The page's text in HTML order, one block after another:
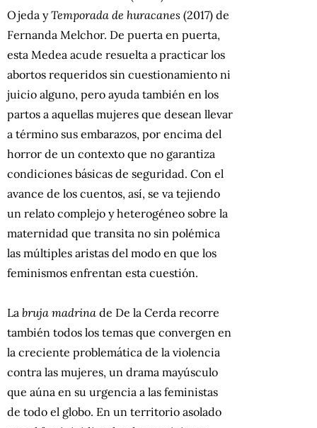
Ojeda yTemporada de huracanes (2017) de
Fernanda Melchor. De puerta en puerta,
esta Medea acude resuelta a practicar los
abortos requeridos sin cuestionamiento ni
juicio alguno, pero ayuda también en los
partos a aquellas mujeres que desean llevar
a término sus embarazos, por encima del
horror de un contexto que no garantiza
condiciones básicas de seguridad. Con el
avance de los cuentos, así, se va tejiendo
un relato complejo y heterogéneo sobre la
maternidad que transita no sin polémica
las múltiples aristas del modo en que los
feminismos enfrentan esta cuestión.
La bruja madrina de De la Cerda recorre
también todos los temas que convergen en
la creciente problemática de la violencia
contra las mujeres, un drama mayúsculo
que aúna en su urgencia a las feministas
de todo el globo. En un territorio asolado